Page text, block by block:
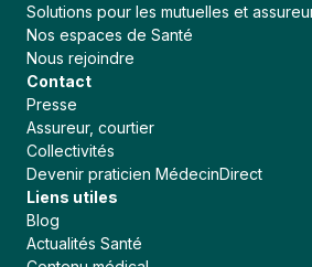
Solutions pour les mutuelles et
Nos espaces de Santé
Nous rejoindre
Contact
Presse
Assureur, courtier
Collectivités
Devenir praticien MédecinDirect
Liens utiles
Blog
Actualités Santé
Continuer sans accepter
MédecinDirect respecte
privée
Un cookie est un fichier sur votre
données. Celles-ci sont anonymes. Nous
améliorer continuellement notre